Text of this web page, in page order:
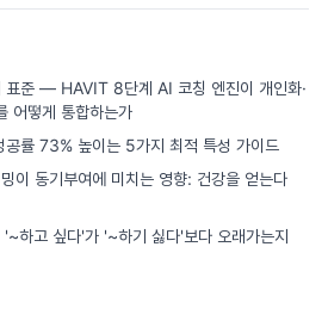
표준 — HAVIT 8단계 AI 코칭 엔진이 개인화·
어떻게 통합하는가
공률 73% 높이는 5가지 최적 특성 가이드
이 동기부여에 미치는 영향: 건강을 얻는다
하고 싶다'가 '~하기 싫다'보다 오래가는지